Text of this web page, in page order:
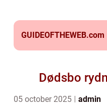
GUIDEOFTHEWEB.com
Dødsbo
05 october 2025 admin